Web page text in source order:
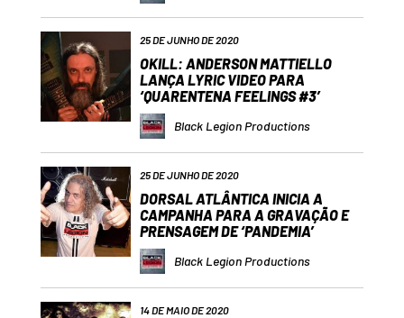
25 DE JUNHO DE 2020
OKILL: ANDERSON MATTIELLO
LANÇA LYRIC VIDEO PARA
‘QUARENTENA FEELINGS #3’
Black Legion Productions
25 DE JUNHO DE 2020
DORSAL ATLÂNTICA INICIA A
CAMPANHA PARA A GRAVAÇÃO E
PRENSAGEM DE ‘PANDEMIA’
Black Legion Productions
14 DE MAIO DE 2020